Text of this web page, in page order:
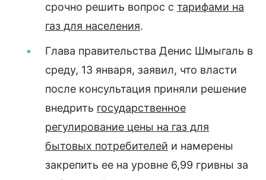
срочно решить вопрос с тарифами на
газ для населения.
Глава правительства Денис Шмыгаль в
среду, 13 января, заявил, что власти
после консультация приняли решение
внедрить государственное
регулирование цены на газ для
бытовых потребителей и намерены
закрепить ее на уровне 6,99 гривны за